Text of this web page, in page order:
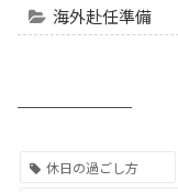
海外赴任準備
休日の過ごし方